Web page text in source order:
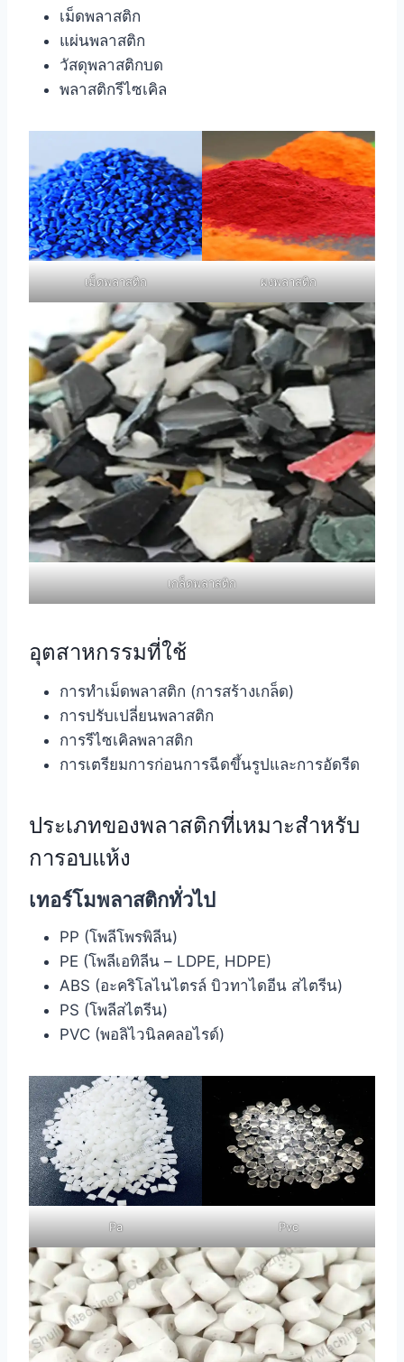
เม็ดพลาสติก
แผ่นพลาสติก
วัสดุพลาสติกบด
พลาสติกรีไซเคิล
เม็ดพลาสติก ผงพลาสติก
เกล็ดพลาสติก
อุตสาหกรรมที่ใช้
การทำเม็ดพลาสติก (การสร้างเกล็ด)
การปรับเปลี่ยนพลาสติก
การรีไซเคิลพลาสติก
การเตรียมการก่อนการฉีดขึ้นรูปและการอัดรีด
ประเภทของพลาสติกที่เหมาะสำหรับ
การอบแห้ง
เทอร์โมพลาสติกทั่วไป
PP (โพลีโพรพิลีน)
PE (โพลีเอทิลีน – LDPE, HDPE)
ABS (อะคริโลไนไตรล์ บิวทาไดอีน สไตรีน)
PS (โพลีสไตรีน)
PVC (พอลิไวนิลคลอไรด์)
Pa Pvc